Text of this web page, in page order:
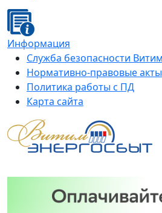
Информация
Служба безопасности
Нормативно-правовые акты
Политика работы с ПД
Карта сайта